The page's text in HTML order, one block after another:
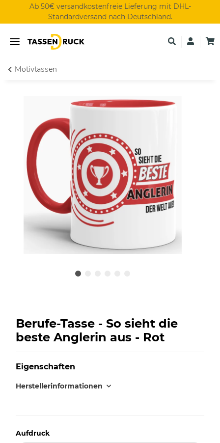
Ab 50€ versandkostenfreie Lieferung mit DHL-
Standardversand nach Deutschland.
Motivtassen
Berufe-Tasse - So sieht die
beste Anglerin aus - Rot
Eigenschaften
Herstellerinformationen
Aufdruck